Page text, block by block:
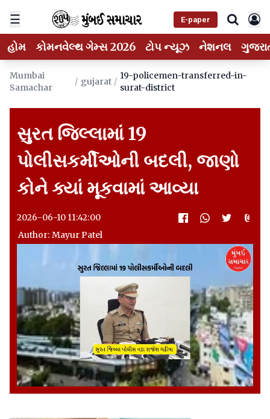
☰ E-paper
હોમ કોમનવેલ્થ ગેમ્સ 2026 ટોપ ન્યૂઝ નેશનલ
Mumbai
Samachar
/ gujarat /
19-policemen-transferred-in-
surat-district
સુરત જિલ્લામાં 19
પોલીસકર્મીઓની બદલી, જાણો
કોને ક્યાં મૂકવામાં આવ્યા
2026-06-10 11:42:00
Author: Mayur Patel